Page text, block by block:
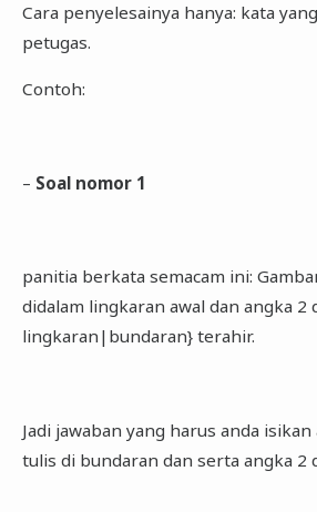
Cara penyelesainya hanya: kata
petugas.
Contoh:
– Soal nomor 1
panitia berkata semacam ini:
didalam lingkaran awal dan angka 2
lingkaran|bundaran} terahir.
Jadi jawaban yang harus anda isikan
tulis di bundaran dan serta angka 2